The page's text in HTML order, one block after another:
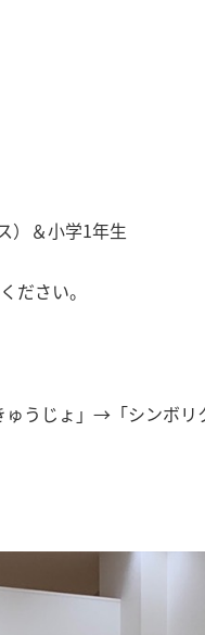
）＆小学1年生
ださい。
うじょ」→「シンボリ